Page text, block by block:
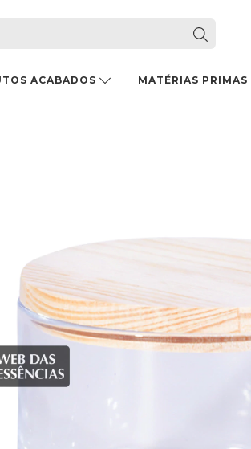
ACABADOS MATÉRIAS PRIMAS